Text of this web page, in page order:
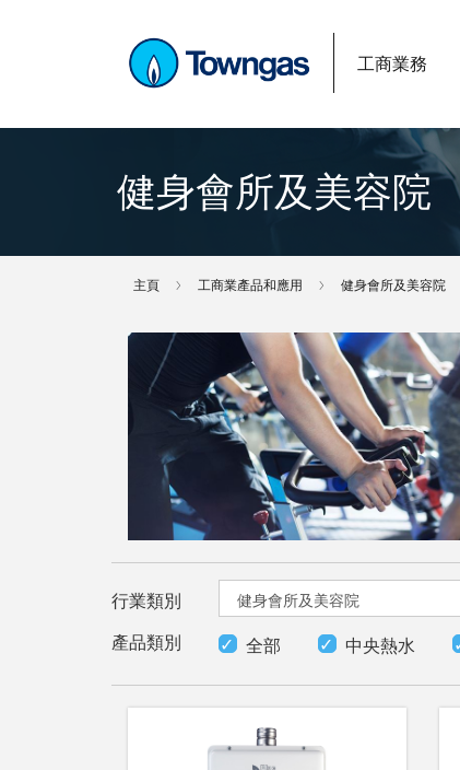
工商業務
健身會所及美容院
主頁 工商業產品和應用 健身會所及美容院
行業類別
產品類別
全部 中央熱水